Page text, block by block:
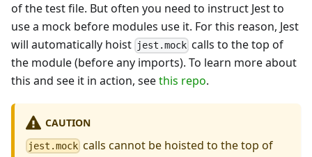
of the test file. But often you need to instruct Jest to
use a mock before modules use it. For this reason, Jest
will automatically hoist jest.mock calls to the top of
the module (before any imports). To learn more about
this and see it in action, seethis repo.
CAUTION
jest.mock calls cannot be hoisted to the top of